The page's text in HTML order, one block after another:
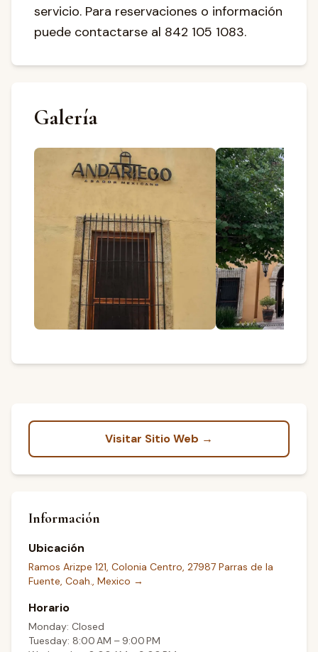
servicio. Para reservaciones o información
puede contactarse al 842 105 1083.
Galería
Visitar Sitio Web →
Información
Ubicación
Ramos Arizpe 121, Colonia Centro, 27987 Parras de la
Fuente, Coah., Mexico →
Horario
Monday: Closed
Tuesday: 8:00 AM – 9:00 PM